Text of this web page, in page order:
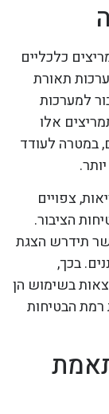
כלכליים
תאורת
למערכות
אלו
במטרה לעודד
צפויים
הציבור.
תידרש הצגת
בכך,
בשימוש הן
הבטיחות